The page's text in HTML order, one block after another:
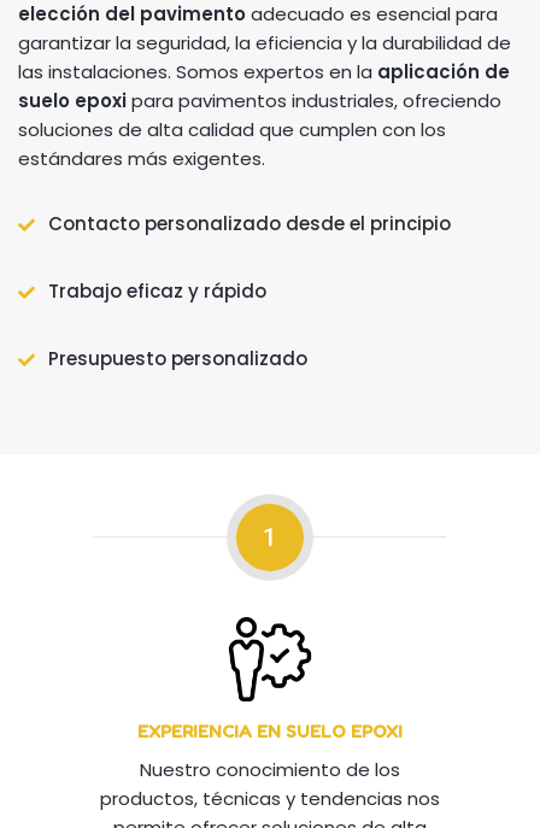
elección del pavimentoadecuado es esencial para
garantizar la seguridad, la eficiencia y la durabilidad de
las instalaciones. Somos expertos en la aplicación de
suelo epoxipara pavimentos industriales, ofreciendo
soluciones de alta calidad que cumplen con los
estándares más exigentes.
Contacto personalizado desde el principio
Trabajo eficaz y rápido
Presupuesto personalizado
1
EXPERIENCIA EN SUELO EPOXI
Nuestro conocimiento de los
productos, técnicas y tendencias nos